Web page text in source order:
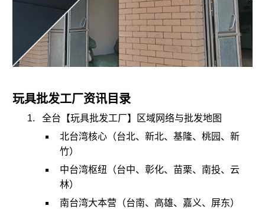
玩具批发工厂资讯目录
全台【玩具批发工厂】区域网络与批发地图
北台湾核心（台北、新北、基隆、桃园、新
竹）
中台湾枢纽（台中、彰化、苗栗、南投、云
林）
南台湾大本营（台南、高雄、嘉义、屏东）